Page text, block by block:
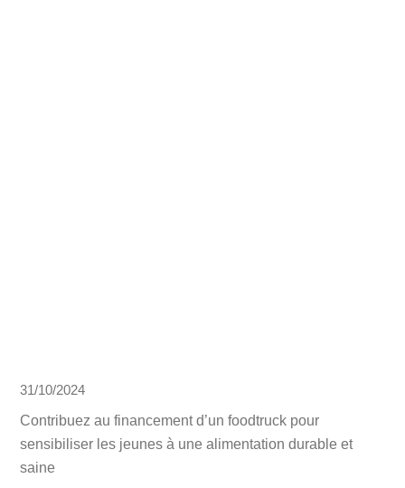
Contribuez au financement d’un foodtruck pour
sensibiliser les jeunes à une alimentation durable et
saine
31/10/2024